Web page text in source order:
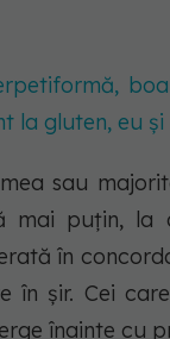
la gluten, eu
sau
mai puțin,
în
în șir. Cei
înainte cu